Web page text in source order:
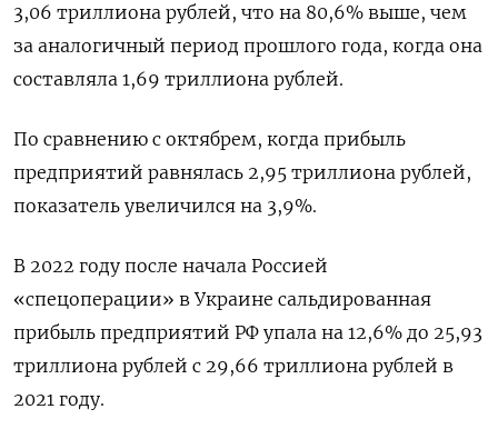
3,06 триллиона рублей, что на 80,6% выше, чем
за аналогичный период прошлого года, когда она
составляла 1,69 триллиона рублей.
По сравнению с октябрем, когда прибыль
предприятий равнялась 2,95 триллиона рублей,
показатель увеличился на 3,9%.
В 2022 году после начала Россией
«спецоперации» в Украине сальдированная
прибыль предприятий РФ упала на 12,6% до 25,93
триллиона рублей с 29,66 триллиона рублей в
2021 году.